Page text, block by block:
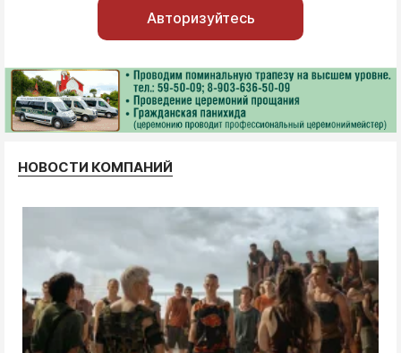
Авторизуйтесь
НОВОСТИ КОМПАНИЙ